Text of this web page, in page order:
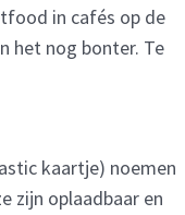
in cafés op de
het nog bonter. Te
kaartje) noemen
zijn oplaadbaar en